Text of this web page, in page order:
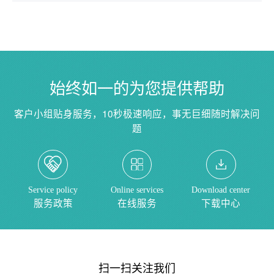
始终如一的为您提供帮助
客户小组贴身服务，10秒极速响应，事无巨细随时解决问
题
Service policy
服务政策
Online services
在线服务
Download center
下载中心
扫一扫关注我们